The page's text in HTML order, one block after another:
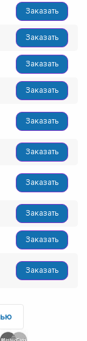
Заказать
Заказать
Заказать
Заказать
Заказать
Заказать
Заказать
Заказать
Заказать
Заказать